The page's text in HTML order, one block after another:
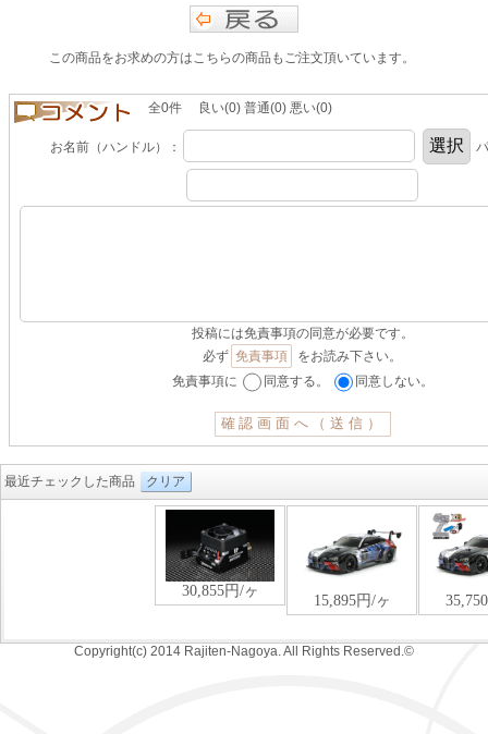
この商品をお求めの方はこちらの商品もご注文頂いています。
全0件 良い(0) 普通(0) 悪い(0)
お名前（ハンドル）：
投稿には免責事項の同意が必要です。
必ず 免責事項
をお読み下さい。
免責事項に
同意する。 同意しない。
最近チェックした商品 クリア
Copyright(c) 2014 Rajiten-Nagoya. All Rights Reserved.©